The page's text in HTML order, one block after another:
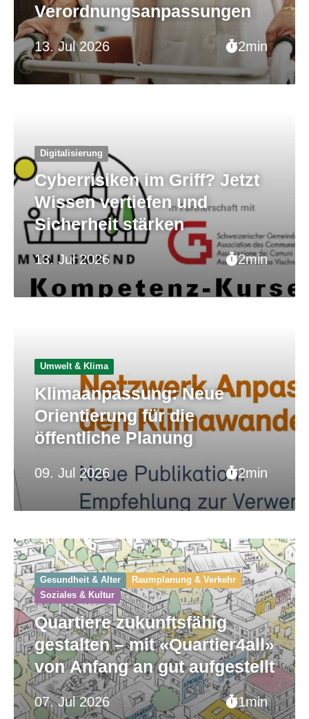
13. Jul 2026 2min
Verordnungsanpassungen
13. Jul 2026 2min
Digitalisierung
Cyberrisiken im Griff? Jetzt
Wissen vertiefen und
Sicherheit stärken
09. Jul 2026 2min
Umwelt & Klima
Klimaanpassung: Neue
Orientierung für die
öffentliche Planung
07. Jul 2026 1min
Gesundheit & Alter
Raumplanung & Verkehr
Soziales & Kultur
Quartiere zukunftsfähig
gestalten – mit «Quartier4all»
von Anfang an gut aufgestellt